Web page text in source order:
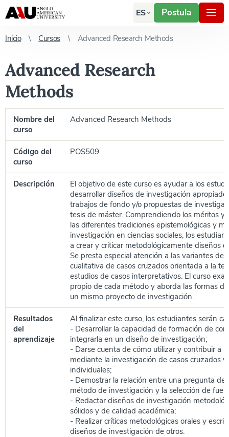
ES Postula
Inicio Cursos Advanced Research Methods
Advanced Research
Methods
Nombre del
curso
Advanced Research Methods
Código del
curso
POS509
Descripción
El objetivo de este curso es ayudar a los
desarrollar diseños de investigación
trabajos de fondo y/o propuestas de
tesis de máster. Comprendiendo los méritos y
las diferentes tradiciones epistemológicas y
investigación en ciencias sociales, los
a crear y criticar metodológicamente diseños
Se presta especial atención a las variantes de
cualitativa de casos cruzados orientada a la
estudios de casos interpretativos. El curso
propio de cada método y aborda las formas
un mismo proyecto de investigación.
Resultados
del
aprendizaje
Al finalizar este curso, los estudiantes serán
- Desarrollar la capacidad de formación de
integrarla en un diseño de investigación;
- Darse cuenta de cómo utilizar y contribuir a
mediante la investigación de casos cruzados y
individuales;
- Demostrar la relación entre una pregunta de
método de investigación y la selección de
- Redactar diseños de investigación
sólidos y de calidad académica;
- Realizar críticas metodológicas orales y
diseños de investigación de otros.